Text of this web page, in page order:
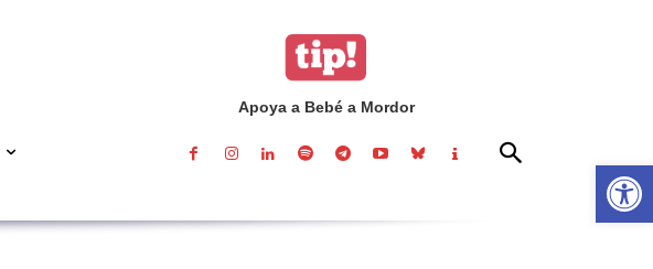
Apoya a Bebé a Mordor